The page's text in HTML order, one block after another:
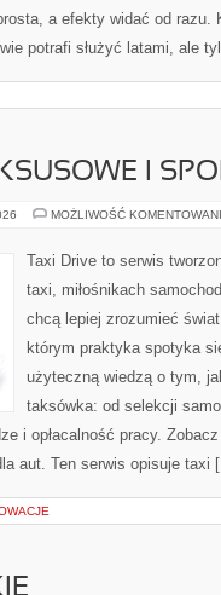
a efekty widać od razu.
potrafi służyć latami, ale
I
MOŻLIWOŚĆ
Taxi Drive to serwis
taxi, miłośnikach
chcą lepiej zrozumieć
którym praktyka spotyka
użyteczną wiedzą o tym,
taksówka: od selekcji
i opłacalność pracy.
aut. Ten serwis opisuje taxi